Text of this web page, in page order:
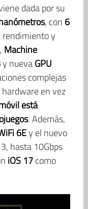
dada por su
, con 6
rendimiento y
, Machine
y nuevaGPU
complejas
en vez
está
. Además,
6Ey el nuevo
hasta 10Gbps
iOS 17como